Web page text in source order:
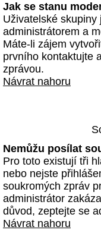
Jak se stanu
Uživatelské
administrátorem a
Máte-li zájem
prvního kontaktujte
zprávou.
Návrat nahoru
Nemůžu posílat
Pro toto existují tři
nebo nejste
soukromých zpráv
administrátor
důvod, zeptejte se
Návrat nahoru